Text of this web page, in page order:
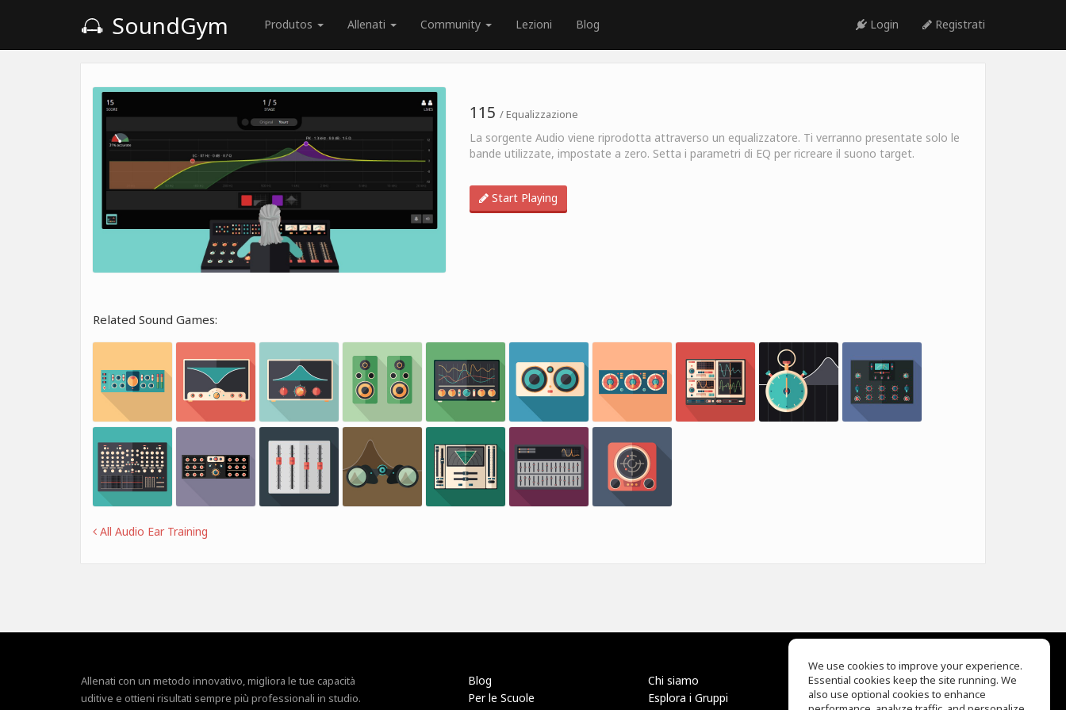
SoundGym Produtos Allenati Community Lezioni Blog Login Registrati
115 / Equalizzazione
La sorgente Audio viene riprodotta attraverso un equalizzatore. Ti verranno presentate solo le
bande utilizzate, impostate a zero. Setta i parametri di EQ per ricreare il suono target.
Start Playing
Related Sound Games:
All Audio Ear Training
Allenati con un metodo innovativo, migliora le tue capacità
uditive e ottieni risultati sempre più professionali in studio.
Blog
Per le Scuole
Chi siamo
Esplora i Gruppi
EQ Ear Training
Drum Machine
We use cookies to improve your experience.
Essential cookies keep the site running. We
also use optional cookies to enhance